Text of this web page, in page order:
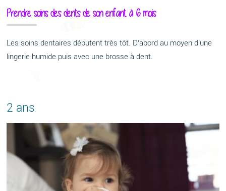
Prendre soins des dents de son enfant à 6 mois
Les soins dentaires débutent très tôt. D’abord au moyen d’une
lingerie humide puis avec une brosse à dent.
2 ans